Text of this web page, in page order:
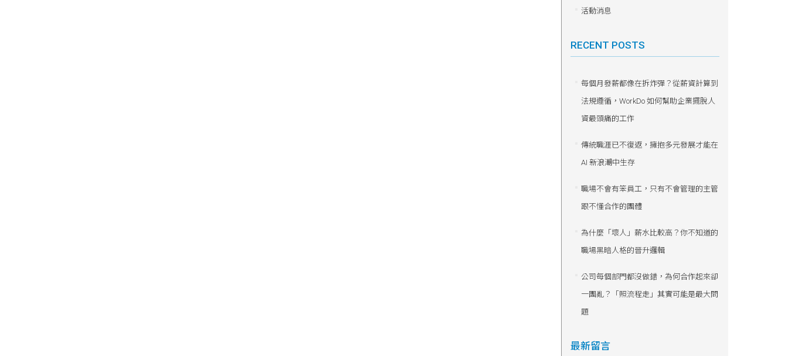
活動消息
RECENT POSTS
每個月發薪都像在拆炸彈？從薪資計算到
法規遵循，WorkDo 如何幫助企業擺脫人
資最頭痛的工作
傳統職涯已不復返，擁抱多元發展才能在
AI 新浪潮中生存
職場不會有笨員工，只有不會管理的主管
跟不懂合作的團體
為什麼「壞人」薪水比較高？你不知道的
職場黑暗人格的晉升邏輯
公司每個部門都沒做錯，為何合作起來卻
一團亂？「照流程走」其實可能是最大問
題
最新留言